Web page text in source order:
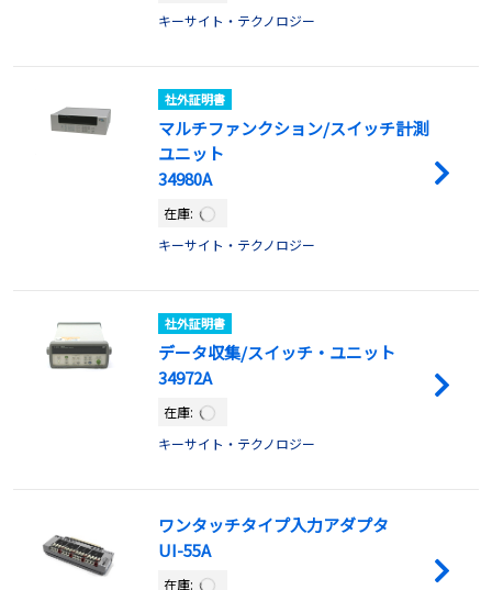
キーサイト・テクノロジー
社外証明書
マルチファンクション/スイッチ計測
ユニット
34980A
在庫:
キーサイト・テクノロジー
社外証明書
データ収集/スイッチ・ユニット
34972A
在庫:
キーサイト・テクノロジー
ワンタッチタイプ入力アダプタ
UI-55A
在庫: